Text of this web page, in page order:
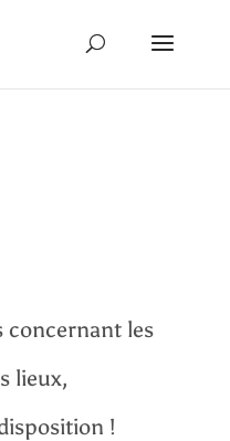
concernant les
lieux,
!